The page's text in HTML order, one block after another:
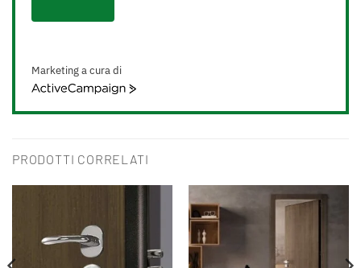
Marketing a cura di
ActiveCampaign
PRODOTTI CORRELATI